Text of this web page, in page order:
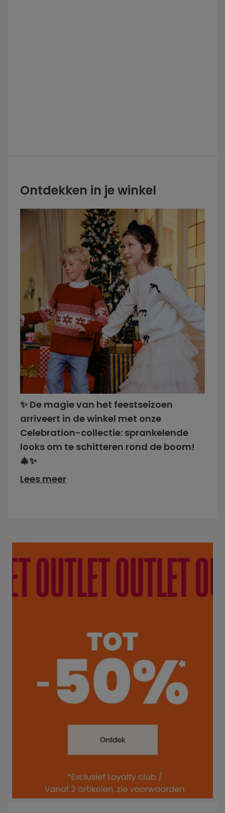
Ontdekken in je winkel
✨ De magie van het feestseizoen
arriveert in de winkel met onze
Celebration-collectie: sprankelende
looks om te schitteren rond de boom!
🎄✨
Lees meer